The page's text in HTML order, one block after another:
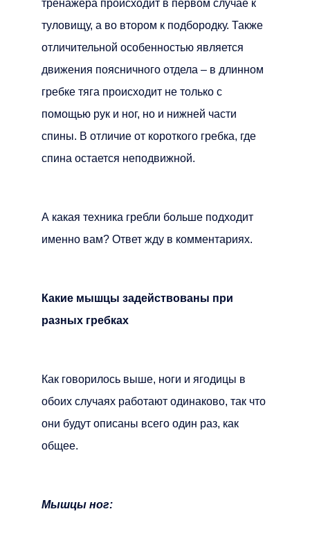
тренажера происходит в первом случае к
туловищу, а во втором к подбородку. Также
отличительной особенностью является
движения поясничного отдела – в длинном
гребке тяга происходит не только с
помощью рук и ног, но и нижней части
спины. В отличие от короткого гребка, где
спина остается неподвижной.
А какая техника гребли больше подходит
именно вам? Ответ жду в комментариях.
Какие мышцы задействованы при
разных гребках
Как говорилось выше, ноги и ягодицы в
обоих случаях работают одинаково, так что
они будут описаны всего один раз, как
общее.
Мышцы ног: